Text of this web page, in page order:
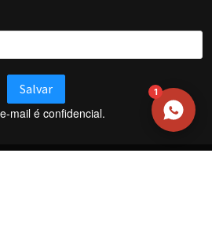
mail é confidencial.
1